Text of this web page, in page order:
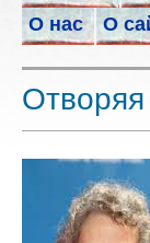
О нас
О